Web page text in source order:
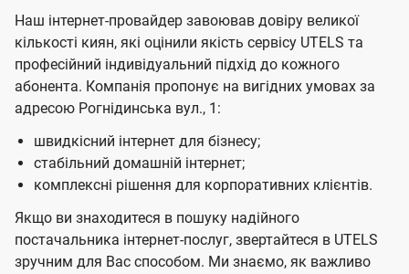
Наш інтернет-провайдер завоював довіру великої
кількості киян, які оцінили якість сервісу UTELS та
професійний індивідуальний підхід до кожного
абонента. Компанія пропонує на вигідних умовах за
адресою Рогнідинська вул., 1:
швидкісний інтернет для бізнесу;
стабільний домашній інтернет;
комплексні рішення для корпоративних клієнтів.
Якщо ви знаходитеся в пошуку надійного
постачальника інтернет-послуг, звертайтеся в UTELS
зручним для Вас способом. Ми знаємо, як важливо